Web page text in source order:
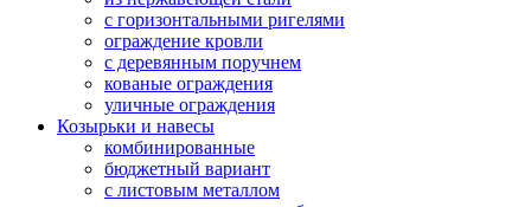
с горизонтальными ригелями
ограждение кровли
с деревянным поручнем
кованые ограждения
уличные ограждения
Козырьки и навесы
комбинированные
бюджетный вариант
с листовым металлом